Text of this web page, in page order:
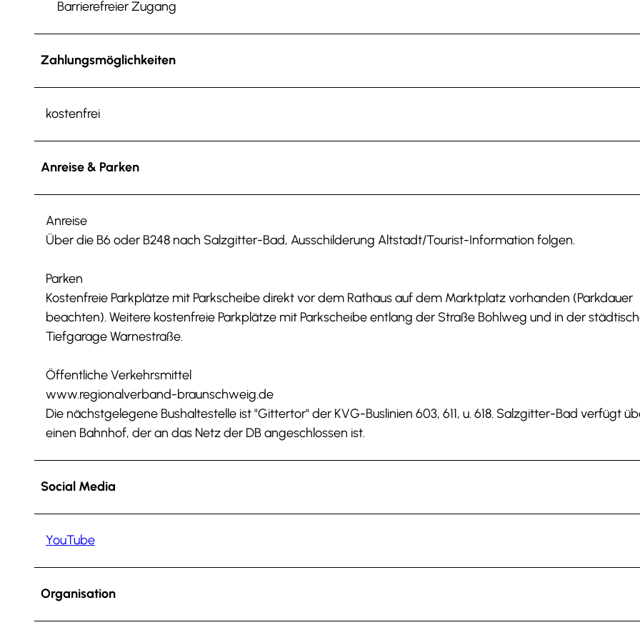
Barrierefreier Zugang
Zahlungsmöglichkeiten
kostenfrei
Anreise & Parken
Anreise
Über die B6 oder B248 nach Salzgitter-Bad, Ausschilderung Altstadt/Tourist-Information folgen.
Parken
Kostenfreie Parkplätze mit Parkscheibe direkt vor dem Rathaus auf dem Marktplatz vorhanden (Parkdauer
beachten). Weitere kostenfreie Parkplätze mit Parkscheibe entlang der Straße Bohlweg und in der
Tiefgarage Warnestraße.
Öffentliche Verkehrsmittel
www.regionalverband-braunschweig.de
Die nächstgelegene Bushaltestelle ist "Gittertor" der KVG-Buslinien 603, 611, u. 618. Salzgitter-Bad verfügt
einen Bahnhof, der an das Netz der DB angeschlossen ist.
Social Media
YouTube
Organisation